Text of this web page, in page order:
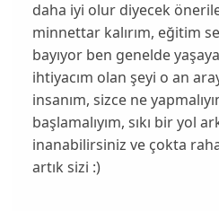
daha iyi olur diyecek
minnettar kalırım, eğitim
bayıyor ben genelde
ihtiyacım olan şeyi o an
insanım, sizce ne
başlamalıyım, sıkı bir yol
inanabilirsiniz ve çokta
artık sizi :)